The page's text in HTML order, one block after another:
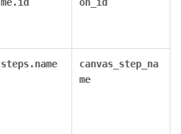
steps.name
canvas_step_na
me